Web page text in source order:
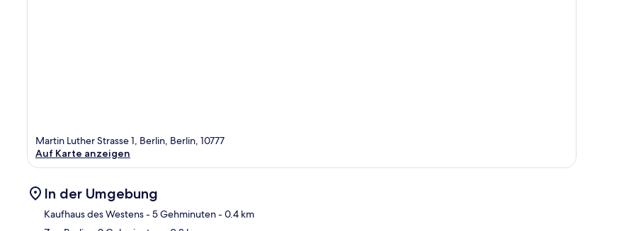
Martin Luther Strasse 1, Berlin, Berlin, 10777
Auf Karte anzeigen
In der Umgebung
Kaufhaus des Westens- 5 Gehminuten- 0.4 km